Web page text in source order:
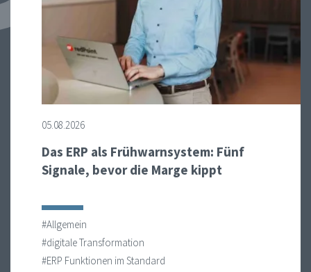
05.08.2026
Das ERP als Frühwarnsystem: Fünf
Signale, bevor die Marge kippt
#Allgemein
#digitale Transformation
#ERP Funktionen im Standard